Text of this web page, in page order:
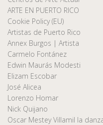
ARTE EN PUERTO RICO
Cookie Policy (EU)
Artistas de Puerto Rico
Annex Burgos | Artista
Carmelo Fontánez
Edwin Maurás Modesti
Elizam Escobar
José Alicea
Lorenzo Homar
Nick Quijano
Oscar Mestey Villamil la